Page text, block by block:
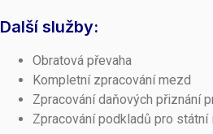
Další služby:
Obratová převaha
Kompletní zpracování mezd
Zpracování daňových přiznání
Zpracování podkladů pro státní